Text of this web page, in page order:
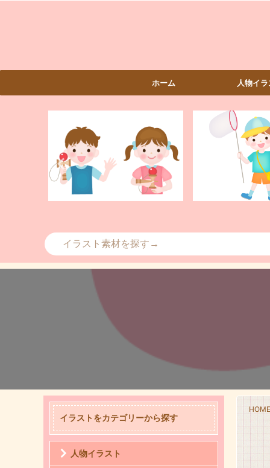
ホーム 人物イ
HOME
イラストをカテゴリーから探す
人物イラスト